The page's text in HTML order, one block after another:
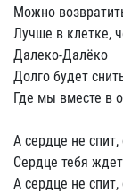
Можно
Лучше в клетке,
Далеко-Далёко
Долго будет
Где мы вместе в
А сердце не
Сердце тебя
А сердце не